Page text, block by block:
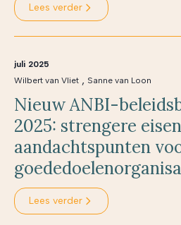
Lees verder
juli 2025
Wilbert van Vliet , Sanne van Loon
Nieuw ANBI-
2025: strengere
aandachtspunten
Lees verder